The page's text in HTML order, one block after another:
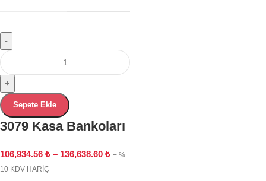
-
+
Sepete Ekle
3079 Kasa Bankoları
106,934.56 ₺ – 136,638.60 ₺ + %
10 KDV HARİÇ